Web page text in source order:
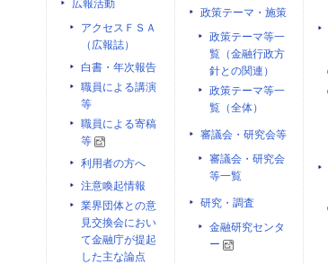
広報活動
アクセスＦＳＡ
（広報誌）
白書・年次報告
職員による講演
等
職員による寄稿
等
利用者の方へ
注意喚起情報
業界団体との意
見交換会におい
て金融庁が提起
した主な論点
政策テーマ・施策
政策テーマ等一
覧（金融行政方
針との関連）
政策テーマ等一
覧（全体）
審議会・研究会等
審議会・研究会
等一覧
研究・調査
金融研究センタ
ー